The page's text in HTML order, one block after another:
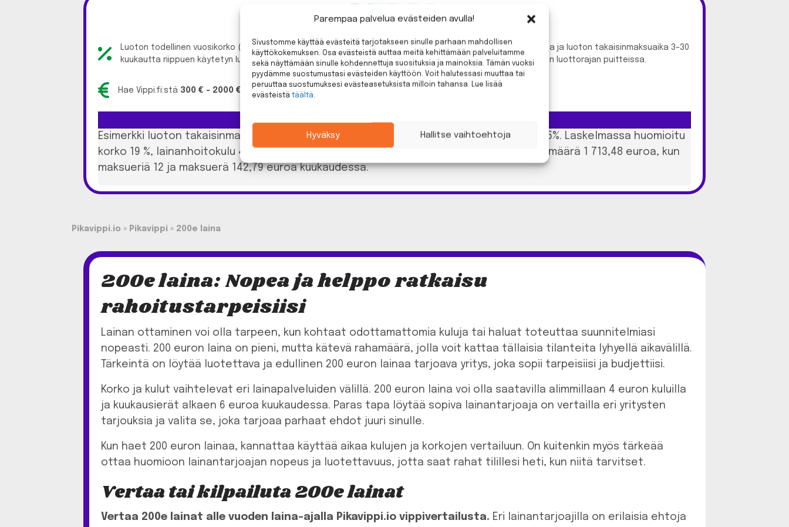
Parempaa palvelua evästeiden avulla!
Sivustomme käyttää evästeitä tarjotakseen sinulle parhaan mahdollisen
käyttökokemuksen. Osa evästeistä auttaa meitä kehittämään palveluitamme
sekä näyttämään sinulle kohdennettuja suosituksia ja mainoksia. Tämän vuoksi
pyydämme suostumustasi evästeiden käyttöön. Voit halutessasi muuttaa tai
peruuttaa suostumuksesi evästeasetuksista milloin tahansa. Lue lisää
evästeistä täältä.
Hyväksy Hallitse vaihtoehtoja
Luoton todellinen vuosikorko (APR) on 28,5%
. Lainanhoitokulu 0,01 % päivässä luottorajan mukaan laskettuna ja luoton takaisinmaksuaika 3–30
kuukautta riippuen käytetyn luoton määrästä. Luotonavausmaksu 0 euroa. Lainan voi nostaa aina uudelleen luottorajan puitteissa.
Hae Vippi.fi:stä 300 € - 2000 € pikalaina!
Hae tästä
Esimerkki luoton takaisinmaksusta: Todellinen vuosikorko (APR) 1 500 euron luotolle 28,5%. Laskelmassa huomioitu
korko 19 %, lainanhoitokulu 4,56 euroa kuukaudessa. Lainan ja lainakustannusten yhteismäärä 1 713,48 euroa, kun
maksueriä 12 ja maksuerä 142,79 euroa kuukaudessa.
Pikavippi.io » Pikavippi » 200e laina
200e laina: Nopea ja helppo ratkaisu
rahoitustarpeisiisi
Lainan ottaminen voi olla tarpeen, kun kohtaat odottamattomia kuluja tai haluat toteuttaa suunnitelmiasi
nopeasti. 200 euron laina on pieni, mutta kätevä rahamäärä, jolla voit kattaa tällaisia tilanteita lyhyellä aikavälillä.
Tärkeintä on löytää luotettava ja edullinen 200 euron lainaa tarjoava yritys, joka sopii tarpeisiisi ja budjettiisi.
Korko ja kulut vaihtelevat eri lainapalveluiden välillä. 200 euron laina voi olla saatavilla alimmillaan 4 euron kuluilla
ja kuukausierät alkaen 6 euroa kuukaudessa. Paras tapa löytää sopiva lainantarjoaja on vertailla eri yritysten
tarjouksia ja valita se, joka tarjoaa parhaat ehdot juuri sinulle.
Kun haet 200 euron lainaa, kannattaa käyttää aikaa kulujen ja korkojen vertailuun. On kuitenkin myös tärkeää
ottaa huomioon lainantarjoajan nopeus ja luotettavuus, jotta saat rahat tilillesi heti, kun niitä tarvitset.
Vertaa tai kilpailuta 200e lainat
Vertaa 200e lainat alle vuoden laina-ajalla Pikavippi.io vippivertailusta. Eri lainantarjoajilla on erilaisia ehtoja